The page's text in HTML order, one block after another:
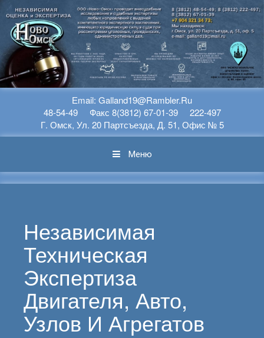
Перейти К Содержимому
Еmail: Galland19@rambler.ru
48-54-49 Факс 8(3812) 67-01-39 222-497
Г. Омск, Ул. 20 Партсъезда, Д. 51, Офис № 5
Меню
Независимая
Техническая
Экспертиза
Двигателя, Авто,
Узлов И Агрегатов